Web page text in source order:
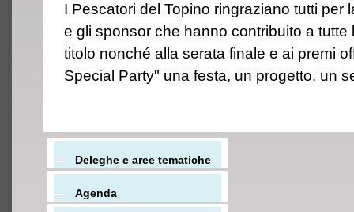
I Pescatori del Topino ringraziano tutti per
e gli sponsor che hanno contribuito a tutte
titolo nonché alla serata finale e ai premi
Special Party" una festa, un progetto, un
Deleghe e aree tematiche
Agenda